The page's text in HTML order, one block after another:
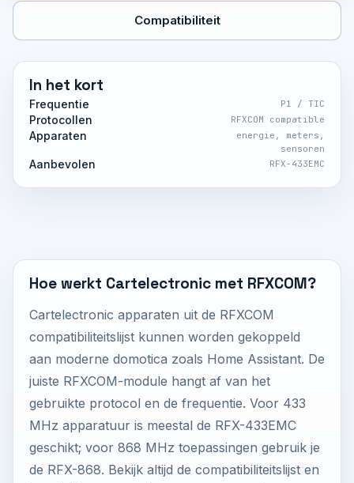
Compatibiliteit
In het kort
Frequentie P1 / TIC
Protocollen RFXCOM compatible
Apparaten
energie, meters,
sensoren
Aanbevolen RFX-433EMC
Hoe werkt Cartelectronic met RFXCOM?
Cartelectronic apparaten uit de RFXCOM
compatibiliteitslijst kunnen worden gekoppeld
aan moderne domotica zoals Home Assistant. De
juiste RFXCOM-module hangt af van het
gebruikte protocol en de frequentie. Voor 433
MHz apparatuur is meestal de RFX-433EMC
geschikt; voor 868 MHz toepassingen gebruik je
de RFX-868. Bekijk altijd de compatibiliteitslijst en